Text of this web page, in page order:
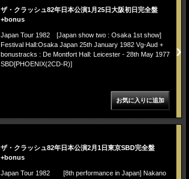
ザ・クラッシュ82年日本公演1月25日大阪初日完全盤
+bonus
Japan Tour 1982 [Japan show two : Osaka 1st show]
Festival Hall:Osaka Japan 25th January 1982 Vg-Aud +
bonustracks : De Montfort Hall: Leicester - 28th May 1977
SBD[PHOENIX(2CD-R)]
ザ・クラッシュ82年日本公演2月1日東京SBD完全盤
+bonus
Japan Tour 1982 [8th performance in Japan] Nakano